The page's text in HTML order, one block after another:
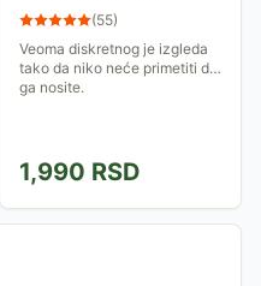
(55)
Veoma diskretnog je izgleda
tako da niko neće primetiti da
ga nosite.
1,990 RSD